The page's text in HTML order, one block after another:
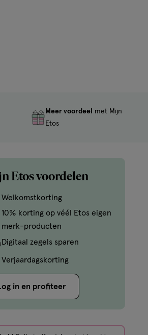
Meer voordeel
met Mijn
Etos
Etos voordelen
Welkomstkorting
10% korting op véél Etos eigen
merk-producten
Digitaal zegels sparen
Verjaardagskorting
in en profiteer